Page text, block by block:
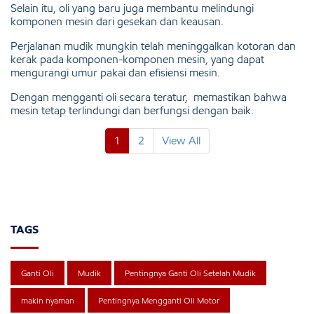
Selain itu, oli yang baru juga membantu melindungi
komponen mesin dari gesekan dan keausan.
Perjalanan mudik mungkin telah meninggalkan kotoran dan
kerak pada komponen-komponen mesin, yang dapat
mengurangi umur pakai dan efisiensi mesin.
Dengan mengganti oli secara teratur, memastikan bahwa
mesin tetap terlindungi dan berfungsi dengan baik.
1 2 View All
TAGS
Ganti Oli Mudik Pentingnya Ganti Oli Setelah Mudik
makin nyaman Pentingnya Mengganti Oli Motor